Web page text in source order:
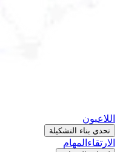
اللاعبون
تحدي بناء التشكيلة
الارتقاء المهام